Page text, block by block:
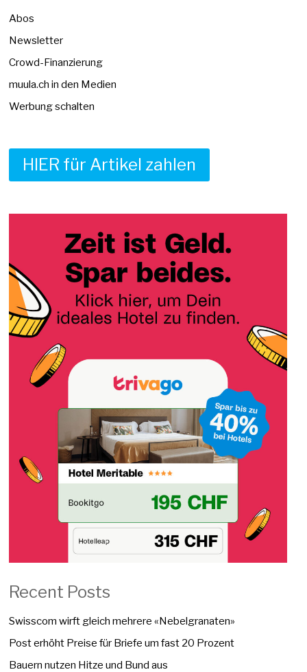
Abos
Newsletter
Crowd-Finanzierung
muula.ch in den Medien
Werbung schalten
HIER für Artikel zahlen
Recent Posts
Swisscom wirft gleich mehrere «Nebelgranaten»
Post erhöht Preise für Briefe um fast 20 Prozent
Bauern nutzen Hitze und Bund aus